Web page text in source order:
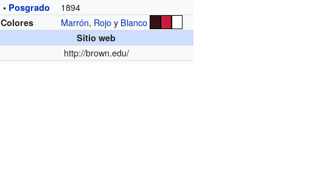
• Posgrado 1894
Colores Marrón, Rojoy Blanco
Sitio web
http://brown.edu/